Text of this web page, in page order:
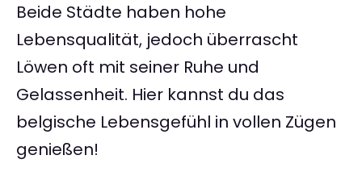
Beide Städte haben hohe
Lebensqualität, jedoch überrascht
Löwen oft mit seiner Ruhe und
Gelassenheit. Hier kannst du das
belgische Lebensgefühl in vollen Zügen
genießen!